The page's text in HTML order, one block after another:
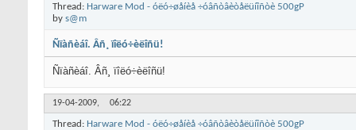
Thread: Harware Mod - óëó÷øåíèå ÷óâñòâèòåëüíîñòè 500gP
by s@m
Ñïàñèáî. Âñ¸ ïîëó÷èëîñü!
Ñïàñèáî. Âñ¸ ïîëó÷èëîñü!
19-04-2009, 06:22
Thread: Harware Mod - óëó÷øåíèå ÷óâñòâèòåëüíîñòè 500gP